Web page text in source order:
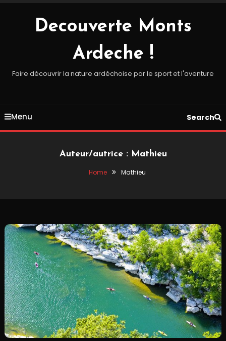
Decouverte Monts
Ardeche !
Faire découvrir la nature ardéchoise par le sport et l'aventure
Menu Search
Auteur/autrice : Mathieu
Home Mathieu